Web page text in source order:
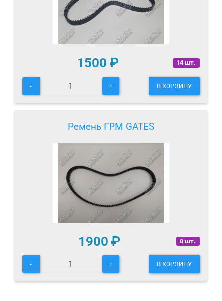
14 шт.
1500 ₽
- + В КОРЗИНУ
Ремень ГРМ GATES
8 шт.
1900 ₽
- + В КОРЗИНУ